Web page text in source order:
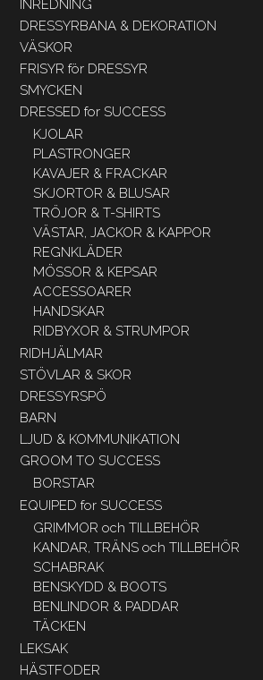
INREDNING
DRESSYRBANA & DEKORATION
VÄSKOR
FRISYR för DRESSYR
SMYCKEN
DRESSED for SUCCESS
KJOLAR
PLASTRONGER
KAVAJER & FRACKAR
SKJORTOR & BLUSAR
TRÖJOR & T-SHIRTS
VÄSTAR, JACKOR & KAPPOR
REGNKLÄDER
MÖSSOR & KEPSAR
ACCESSOARER
HANDSKAR
RIDBYXOR & STRUMPOR
RIDHJÄLMAR
STÖVLAR & SKOR
DRESSYRSPÖ
BARN
LJUD & KOMMUNIKATION
GROOM TO SUCCESS
BORSTAR
EQUIPED for SUCCESS
GRIMMOR och TILLBEHÖR
KANDAR, TRÄNS och TILLBEHÖR
SCHABRAK
BENSKYDD & BOOTS
BENLINDOR & PADDAR
TÄCKEN
LEKSAK
HÄSTFODER